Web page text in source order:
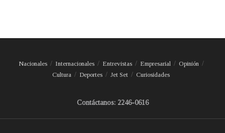
Nacionales Internacionales Entrevistas Empresarial
Opinión
Cultura
Deportes Jet Set Curiosidades
Contáctanos: 2246-0616